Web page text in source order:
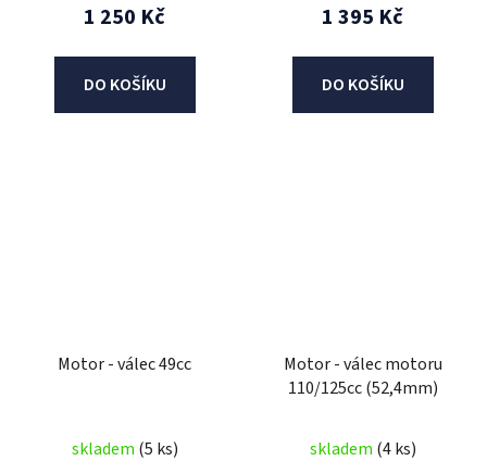
1 250 Kč
DO KOŠÍKU
1 395 Kč
DO KOŠÍKU
Motor - válec 49cc
skladem (5 ks)
Motor - válec motoru
110/125cc (52,4mm)
skladem (4 ks)